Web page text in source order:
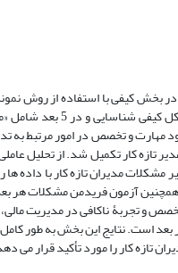
بخش کیفی با استفاده از روش
برفی، 42 نفر خبره انتخاب شدند و مورد مصاحبه قرار
مهارت و تخصص در امور مرتبط به
حمایت» تقسیم بندی شد. در بخش کمّی نیز پرسش نامه ای بر اساس یافته های بخش کیفی، تهیه و
مدیران تازه کار با داده ها
آزمون فریدمن مشکلات هر
و تجربۀ ناکافی در مدیریت
بعد است. نتایج این بخش به طور
تازه کار را مورد تأکید قرار می